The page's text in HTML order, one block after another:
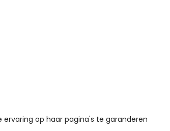
op haar pagina's te garanderen